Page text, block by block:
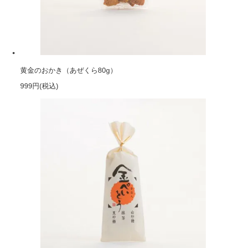
黄金のおかき（あぜくら80g）
999円(税込)